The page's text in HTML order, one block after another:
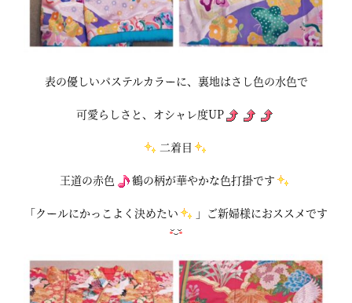
表の優しいパステルカラーに、裏地はさし色の水色で
可愛らしさと、オシャレ度UP
二着目
王道の赤色 鶴の柄が華やかな色打掛です
「クールにかっこよく決めたい 」ご新婦様におススメです